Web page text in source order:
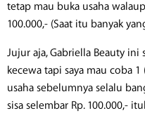
tetap mau buka usaha
100.000,- (Saat itu banyak
Jujur aja, Gabriella Beauty ini
kecewa tapi saya mau coba 1
usaha sebelumnya selalu
sisa selembar Rp. 100.000,-